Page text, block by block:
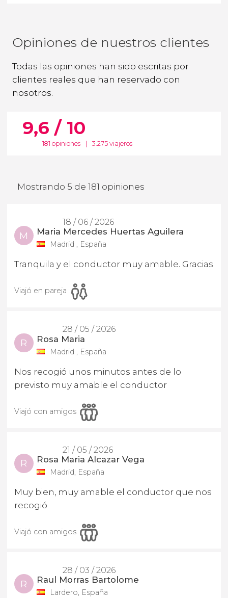
Opiniones de nuestros clientes
Todas las opiniones han sido escritas por
clientes reales que han reservado con
nosotros.
9,6 / 10
181 opiniones 3.275 viajeros
Mostrando 5 de 181 opiniones
18 / 06 / 2026
M Maria Mercedes Huertas Aguilera
Madrid , España
Tranquila y el conductor muy amable. Gracias
Viajó en pareja
28 / 05 / 2026
R Rosa Maria
Madrid , España
Nos recogió unos minutos antes de lo
previsto muy amable el conductor
Viajó con amigos
21 / 05 / 2026
R Rosa Maria Alcazar Vega
Madrid, España
Muy bien, muy amable el conductor que nos
recogió
Viajó con amigos
28 / 03 / 2026
R Raul Morras Bartolome
Lardero, España